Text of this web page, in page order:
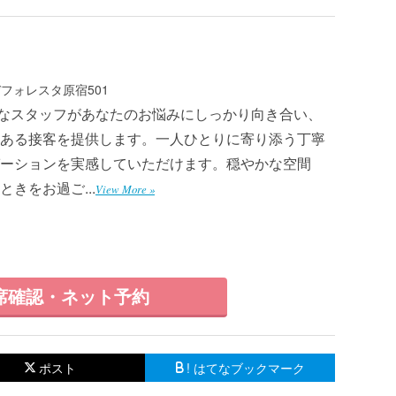
ォレスタ原宿501
タッフがあなたのお悩みにしっかり向き合い、
る接客を提供します。一人ひとりに寄り添う丁寧
ションを実感していただけます。穏やかな空間
きをお過ご...View More »
認・ネット予約
ポスト ! はてなブックマーク